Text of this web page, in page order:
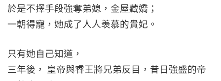
於是不擇手段強奪弟媳，金屋藏嬌；
一朝得寵，她成了人人羡慕的貴妃。
只有她自己知道，
三年後， 皇帝與睿王將兄弟反目，昔日強盛的帝